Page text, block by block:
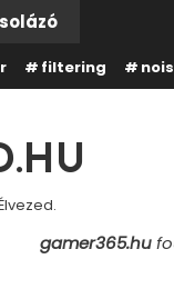
filtering
gamer365.hu